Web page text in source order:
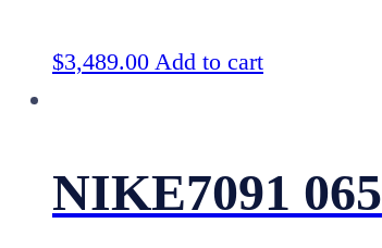
$3,489.00 Add to cart
NIKE7091 065